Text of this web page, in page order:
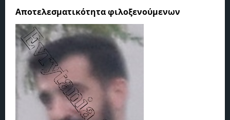
Αποτελεσματικότητα φιλοξενούμενων